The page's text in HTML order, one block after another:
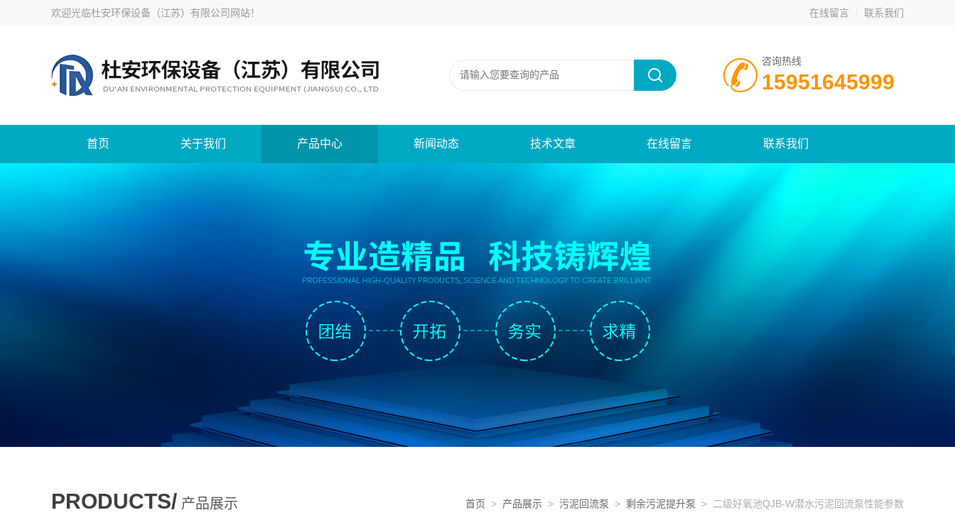
欢迎光临杜安环保设备（江苏）有限公司网站！ 在线留言 联系我们
咨询热线
15951645999
首页 关于我们 产品中心 新闻动态 技术文章 在线留言 联系我们
PRODUCTS/ 产品展示 首页 > 产品展示 > 污泥回流泵 > 剩余污泥提升泵 > 二级好氧池QJB-W潜水污泥回流泵性能参数